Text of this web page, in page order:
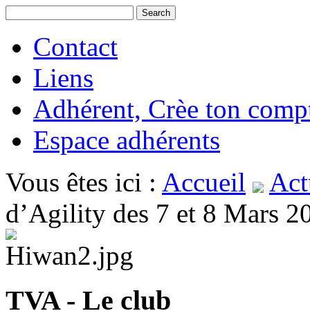
Contact
Liens
Adhérent, Crèe ton
Espace adhérents
Vous êtes ici : Accueil
d’Agility des 7 et 8 Mars
TVA - Le club